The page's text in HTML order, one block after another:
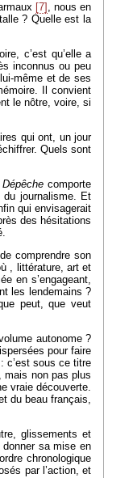
[7] , nous en
? Quelle est la
c’est qu’elle a
inconnus ou peu
même et de ses
Il convient
le nôtre, voire, si
qui ont, un jour
Quels sont
comporte
du journalisme. Et
qui envisagerait
des hésitations
comprendre son
, littérature, art et
en s’engageant,
les lendemains ?
peut, que veut
autonome ?
pour faire
: c’est sous ce titre
mais non pas plus
vraie découverte.
du beau français,
glissements et
sa mise en
chronologique
par l’action, et